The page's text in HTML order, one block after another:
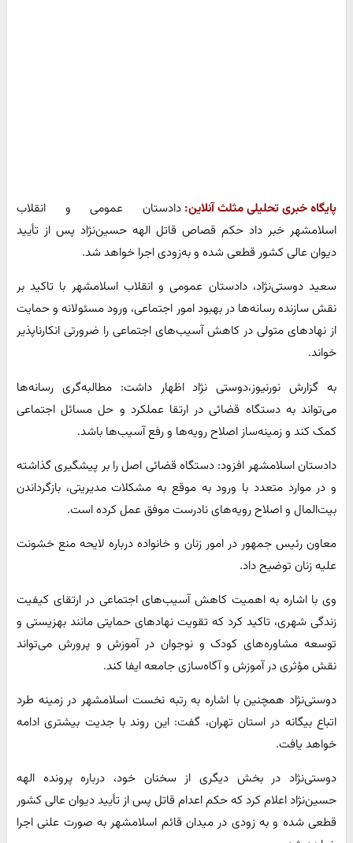
پایگاه خبری تحلیلی مثلث آنلاین: دادستان عمومی و انقلاب
اسلامشهر خبر داد حکم قصاص قاتل الهه حسین‌نژاد پس از تأیید
دیوان عالی کشور قطعی شده و به‌زودی اجرا خواهد شد.
سعید دوستی‌نژاد، دادستان عمومی و انقلاب اسلامشهر با تاکید بر
نقش سازنده رسانه‌ها در بهبود امور اجتماعی، ورود مسئولانه و حمایت
از نهاد‌های متولی در کاهش آسیب‌های اجتماعی را ضرورتی انکارناپذیر
خواند.
به گزارش نورنیوز،دوستی نژاد اظهار داشت: مطالبه‌گری رسانه‌ها
می‌تواند به دستگاه قضائی در ارتقا عملکرد و حل مسائل اجتماعی
کمک کند و زمینه‌ساز اصلاح رویه‌ها و رفع آسیب‌ها باشد.
دادستان اسلامشهر افزود: دستگاه قضائی اصل را بر پیشگیری گذاشته
و در موارد متعدد با ورود به موقع به مشکلات مدیریتی، بازگرداندن
بیت‌المال و اصلاح رویه‌های نادرست موفق عمل کرده است.
معاون رئیس جمهور در امور زنان و خانواده درباره لایحه منع خشونت
علیه زنان توضیح داد.
وی با اشاره به اهمیت کاهش آسیب‌های اجتماعی در ارتقای کیفیت
زندگی شهری، تاکید کرد که تقویت نهاد‌های حمایتی مانند بهزیستی و
توسعه مشاوره‌های کودک و نوجوان در آموزش و پرورش می‌تواند
نقش مؤثری در آموزش و آگاه‌سازی جامعه ایفا کند.
دوستی‌نژاد همچنین با اشاره به رتبه نخست اسلامشهر در زمینه طرد
اتباع بیگانه در استان تهران، گفت: این روند با جدیت بیشتری ادامه
خواهد یافت.
دوستی‌نژاد در بخش دیگری از سخنان خود، درباره پرونده الهه
حسین‌نژاد اعلام کرد که حکم اعدام قاتل پس از تأیید دیوان عالی کشور
قطعی شده و به زودی در میدان قائم اسلامشهر به صورت علنی اجرا